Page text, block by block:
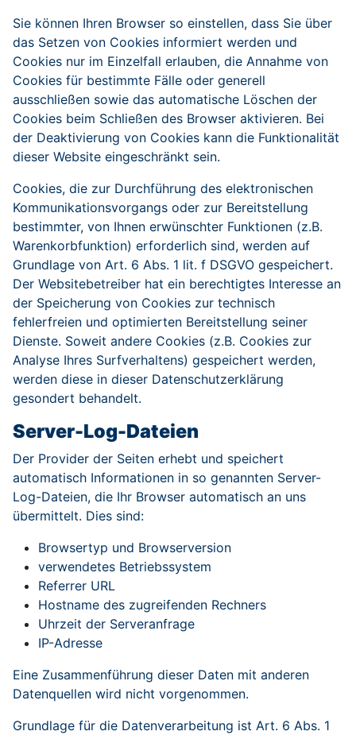
Sie können Ihren Browser so einstellen, dass Sie über
das Setzen von Cookies informiert werden und
Cookies nur im Einzelfall erlauben, die Annahme von
Cookies für bestimmte Fälle oder generell
ausschließen sowie das automatische Löschen der
Cookies beim Schließen des Browser aktivieren. Bei
der Deaktivierung von Cookies kann die Funktionalität
dieser Website eingeschränkt sein.
Cookies, die zur Durchführung des elektronischen
Kommunikationsvorgangs oder zur Bereitstellung
bestimmter, von Ihnen erwünschter Funktionen (z.B.
Warenkorbfunktion) erforderlich sind, werden auf
Grundlage von Art. 6 Abs. 1 lit. f DSGVO gespeichert.
Der Websitebetreiber hat ein berechtigtes Interesse an
der Speicherung von Cookies zur technisch
fehlerfreien und optimierten Bereitstellung seiner
Dienste. Soweit andere Cookies (z.B. Cookies zur
Analyse Ihres Surfverhaltens) gespeichert werden,
werden diese in dieser Datenschutzerklärung
gesondert behandelt.
Server-Log-Dateien
Der Provider der Seiten erhebt und speichert
automatisch Informationen in so genannten Server-
Log-Dateien, die Ihr Browser automatisch an uns
übermittelt. Dies sind:
Browsertyp und Browserversion
verwendetes Betriebssystem
Referrer URL
Hostname des zugreifenden Rechners
Uhrzeit der Serveranfrage
IP-Adresse
Eine Zusammenführung dieser Daten mit anderen
Datenquellen wird nicht vorgenommen.
Grundlage für die Datenverarbeitung ist Art. 6 Abs. 1